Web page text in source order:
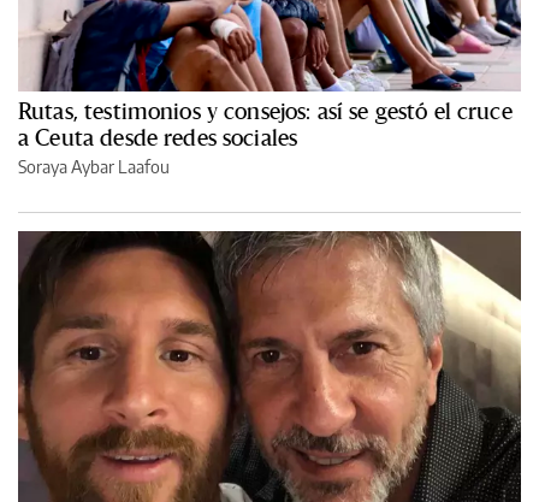
Rutas, testimonios y consejos: así se gestó el cruce
a Ceuta desde redes sociales
Soraya Aybar Laafou